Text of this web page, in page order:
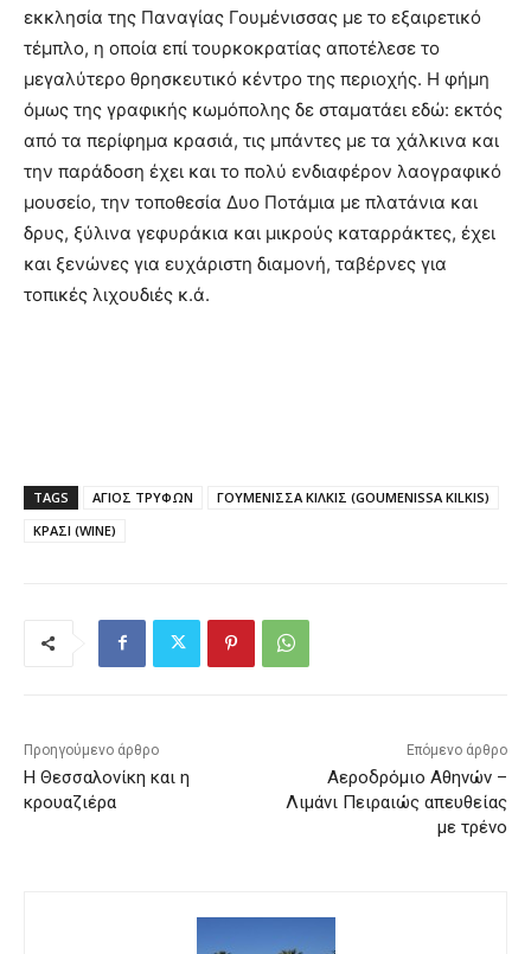
εκκλησία της Παναγίας Γουμένισσας με το εξαιρετικό
τέμπλο, η οποία επί τουρκοκρατίας αποτέλεσε το
μεγαλύτερο θρησκευτικό κέντρο της περιοχής. Η φήμη
όμως της γραφικής κωμόπολης δε σταματάει εδώ: εκτός
από τα περίφημα κρασιά, τις μπάντες με τα χάλκινα και
την παράδοση έχει και το πολύ ενδιαφέρον λαογραφικό
μουσείο, την τοποθεσία Δυο Ποτάμια με πλατάνια και
δρυς, ξύλινα γεφυράκια και μικρούς καταρράκτες, έχει
και ξενώνες για ευχάριστη διαμονή, ταβέρνες για
τοπικές λιχουδιές κ.ά.
TAGS ΑΓΙΟΣ ΤΡΥΦΩΝ
ΓΟΥΜΕΝΙΣΣΑ ΚΙΛΚΙΣ (GOUMENISSA KILKIS)
ΚΡΑΣΙ (WINE)
Προηγούμενο άρθρο
Η Θεσσαλονίκη και η
κρουαζιέρα
Επόμενο άρθρο
Αεροδρόμιο Αθηνών –
Λιμάνι Πειραιώς απευθείας
με τρένο